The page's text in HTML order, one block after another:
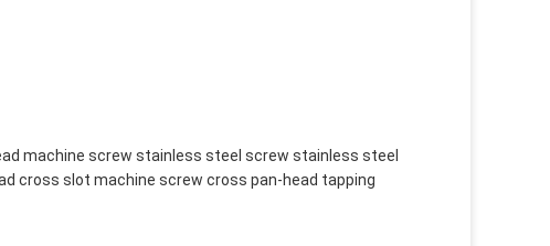
machine screw stainless steel screw stainless steel
cross slot machine screw cross pan-head tapping